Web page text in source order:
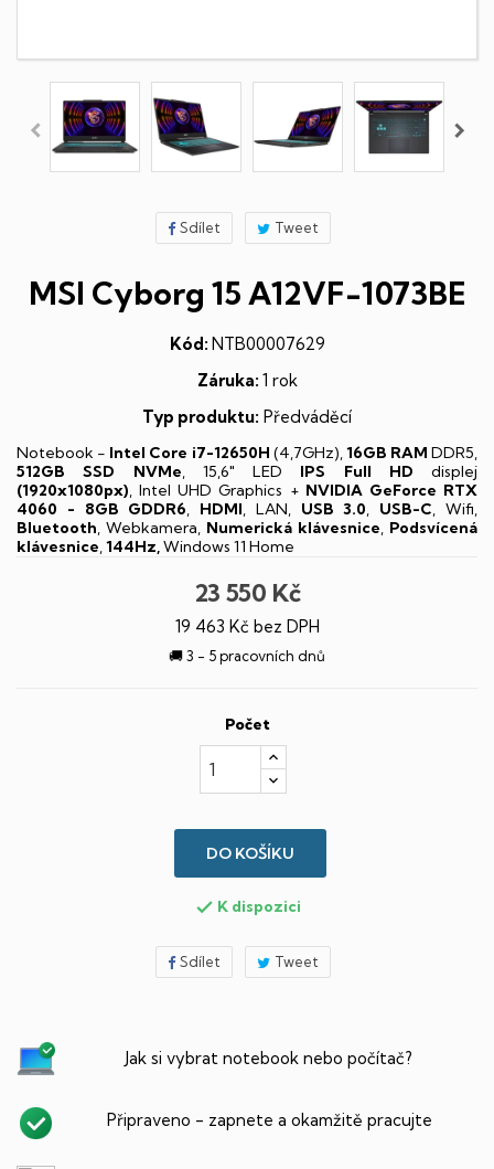
Sdílet Tweet
MSI Cyborg 15 A12VF-1073BE
Kód: NTB00007629
Záruka: 1 rok
Typ produktu: Předváděcí
Notebook - Intel Core i7-12650H (4,7GHz),16GB RAM DDR5,
512GB SSD NVMe, 15,6" LED IPS Full HD displej
(1920x1080px), Intel UHD Graphics + NVIDIA GeForce RTX
4060 - 8GB GDDR6, HDMI, LAN, USB 3.0, USB-C, Wifi,
Bluetooth, Webkamera, Numerická klávesnice, Podsvícená
klávesnice,144Hz,Windows 11 Home
23 550 Kč
19 463 Kč bez DPH
🚚 3 - 5 pracovních dnů
Počet
DO KOŠÍKU
 K dispozici
Sdílet Tweet
Jak si vybrat notebook nebo počítač?
Připraveno - zapnete a okamžitě pracujte